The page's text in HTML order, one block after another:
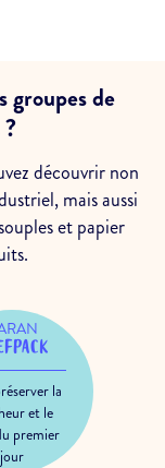
groupes de
découvrir non
mais aussi
et papier
la
et le
premier
jour